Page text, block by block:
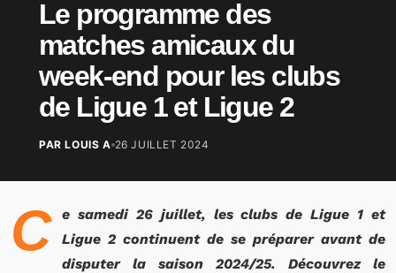
Le programme des
matches amicaux du
week-end pour les clubs
de Ligue 1 et Ligue 2
PAR LOUIS A 26 JUILLET 2024
C
e samedi 26 juillet, les clubs de Ligue 1 et
Ligue 2 continuent de se préparer avant de
disputer la saison 2024/25. Découvrez le